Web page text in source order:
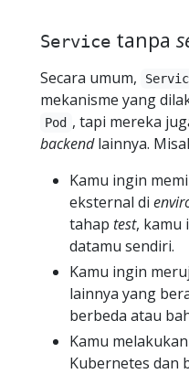
Service tanpa
Secara umum,
mekanisme yang
Pod , tapi mereka
backendlainnya.
Kamu ingin
eksternal di
tahap test, kamu
datamu sendiri.
Kamu ingin
lainnya yang
berbeda atau
Kamu
Kubernetes dan